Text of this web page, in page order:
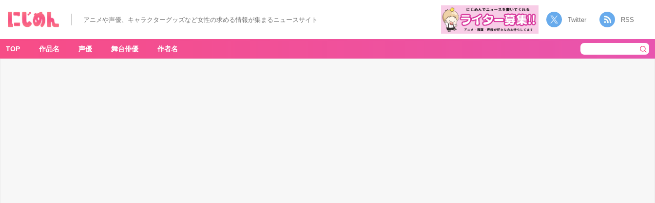
アニメや声優、キャラクターグッズなど女性の求める情報が集まるニュースサイト Twitter RSS
TOP 作品名 声優 舞台俳優 作者名